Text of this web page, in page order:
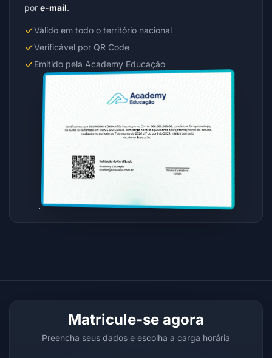
por e-mail.
Válido em todo o território nacional
Verificável por QR Code
Emitido pela Academy Educação
Matricule-se agora
Preencha seus dados e escolha a carga horária